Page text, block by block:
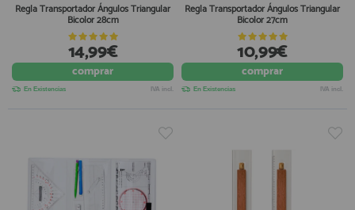
Regla Transportador Ángulos Triangular
Bicolor 28cm
14,99€
comprar
En Existencias IVA incl.
Regla Transportador Ángulos Triangular
Bicolor 27cm
10,99€
comprar
En Existencias IVA incl.